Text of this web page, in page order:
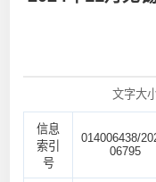
文字大
信息
索引
号
014006438/
06795